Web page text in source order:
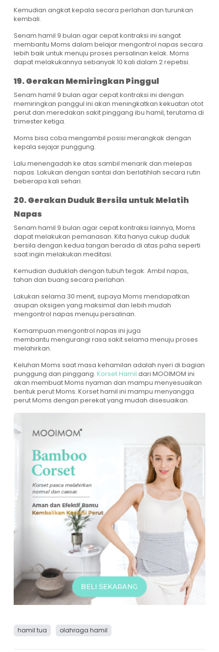
Kemudian angkat kepala secara perlahan dan turunkan
kembali.
Senam hamil 9 bulan agar cepat kontraksi ini sangat
membantu Moms dalam belajar mengontrol napas secara
lebih baik untuk menuju proses persalinan kelak. Moms
dapat melakukannya sebanyak 10 kali dalam 2 repetisi.
19. Gerakan Memiringkan Pinggul
Senam hamil 9 bulan agar cepat kontraksi ini dengan
memiringkan panggul ini akan meningkatkan kekuatan otot
perut dan meredakan sakit pinggang ibu hamil, terutama di
trimester ketiga.
Moms bisa coba mengambil posisi merangkak dengan
kepala sejajar punggung.
Lalu menengadah ke atas sambil menarik dan melepas
napas. Lakukan dengan santai dan berlatihlah secara rutin
beberapa kali sehari.
20. Gerakan Duduk Bersila untuk Melatih
Napas
Senam hamil 9 bulan agar cepat kontraksi lainnya, Moms
dapat melakukan pemanasan. Kita hanya cukup duduk
bersila dengan kedua tangan berada di atas paha seperti
saat ingin melakukan meditasi.
Kemudian duduklah dengan tubuh tegak. Ambil napas,
tahan dan buang secara perlahan.
Lakukan selama 30 menit, supaya Moms mendapatkan
asupan oksigen yang maksimal dan lebih mudah
mengontrol napas menuju persalinan.
Kemampuan mengontrol napas ini juga
membantu mengurangi rasa sakit selama menuju proses
melahirkan.
Keluhan Moms saat masa kehamilan adalah nyeri di bagian
punggung dan pinggang. Korset Hamil dari MOOIMOM ini
akan membuat Moms nyaman dan mampu menyesuaikan
bentuk perut Moms. Korset hamil ini mampu menyangga
perut Moms dengan perekat yang mudah disesuaikan.
hamil tua olahraga hamil